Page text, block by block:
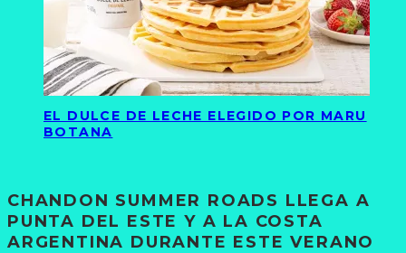
EL DULCE DE LECHE ELEGIDO POR MARU
BOTANA
CHANDON SUMMER ROADS LLEGA A
PUNTA DEL ESTE Y A LA COSTA
ARGENTINA DURANTE ESTE VERANO